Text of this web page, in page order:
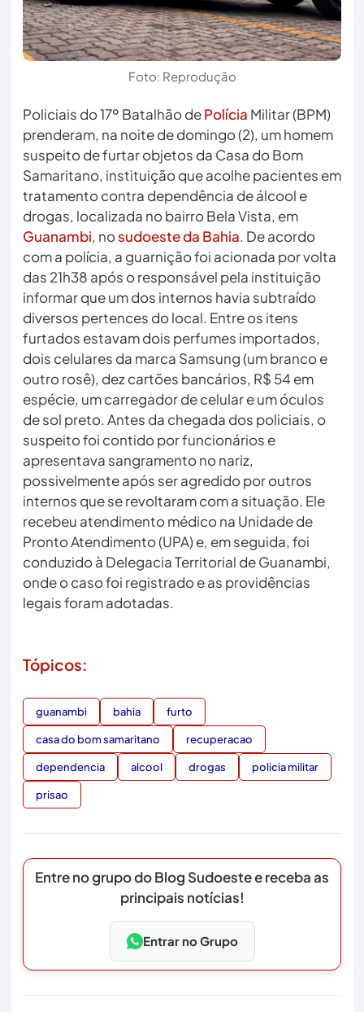
Foto: Reprodução
Policiais do 17º Batalhão dePolícia Militar (BPM)
prenderam, na noite de domingo (2), um homem
suspeito de furtar objetos da Casa do Bom
Samaritano, instituição que acolhe pacientes em
tratamento contra dependência de álcool e
drogas, localizada no bairro Bela Vista, em
Guanambi, nosudoeste da Bahia. De acordo
com a polícia, a guarnição foi acionada por volta
das 21h38 após o responsável pela instituição
informar que um dos internos havia subtraído
diversos pertences do local. Entre os itens
furtados estavam dois perfumes importados,
dois celulares da marca Samsung (um branco e
outro rosê), dez cartões bancários, R$ 54 em
espécie, um carregador de celular e um óculos
de sol preto. Antes da chegada dos policiais, o
suspeito foi contido por funcionários e
apresentava sangramento no nariz,
possivelmente após ser agredido por outros
internos que se revoltaram com a situação. Ele
recebeu atendimento médico na Unidade de
Pronto Atendimento (UPA) e, em seguida, foi
conduzido à Delegacia Territorial de Guanambi,
onde o caso foi registrado e as providências
legais foram adotadas.
Tópicos:
guanambi bahia furto
casa do bom samaritano recuperacao
dependencia alcool drogas policia militar
prisao
Entre no grupo do Blog Sudoeste e receba as
principais notícias!
Entrar no Grupo